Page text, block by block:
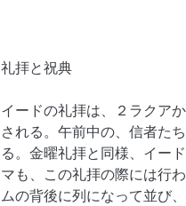
礼拝と祝典
イードの礼拝は、２ラクア
される。午前中の、信者た
る。金曜礼拝と同様、イー
マも、この礼拝の際には行
ムの背後に列になって並び